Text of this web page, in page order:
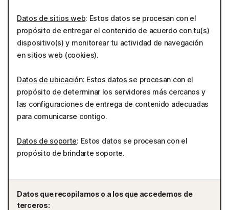
Datos de sitios web: Estos datos se procesan con el
propósito de entregar el contenido de acuerdo con tu(s)
dispositivo(s) y monitorear tu actividad de navegación
en sitios web (cookies).
Datos de ubicación: Estos datos se procesan con el
propósito de determinar los servidores más cercanos y
las configuraciones de entrega de contenido adecuadas
para comunicarse contigo.
Datos de soporte: Estos datos se procesan con el
propósito de brindarte soporte.
Datos que recopilamos o a los que accedemos de
terceros: